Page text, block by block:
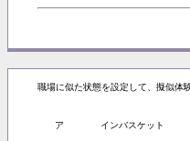
職場に似た状態を設定して、擬似
ア インバスケット